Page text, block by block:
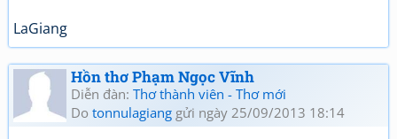
LaGiang
Hồn thơ Phạm Ngọc Vĩnh
Diễn đàn: Thơ thành viên - Thơ mới
Do tonnulagiang gửi ngày 25/09/2013 18:14